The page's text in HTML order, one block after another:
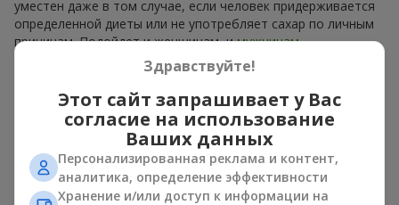
уместен даже в том случае, если человек придерживается
определенной диеты или не употребляет сахар по личным
причинам. Подойдет и женщинам, имужчинам.
В каждой корзине — ароматные плоды, собранные в
гармоничный фруктовый микс. Букет в корзине из фруктов
может представлять собой изысканную сладкую корзину
или сдержанный эко-набор из сезонных фруктов. Букет в
корзине из фруктов, как натуральный комплимент, всегда
выглядит уместно ико дню рождения, ик рождению
ребенка, и к определенномубизнес-событию.
Здравствуйте!
Этот сайт запрашивает у Вас
согласие на использование
Ваших данных
Персонализированная реклама и контент,
аналитика, определение эффективности
Хранение и/или доступ к информации на